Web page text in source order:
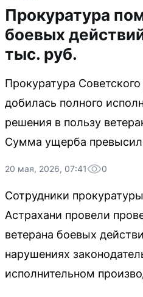
Прокуратура
боевых
тыс. руб.
Прокуратура
добилась полного
решения в пользу
Сумма ущерба
20 мая, 2026, 07:41 0
Сотрудники
Астрахани провели
ветерана боевых
нарушениях
исполнительном